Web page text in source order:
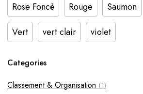
Rose Foncè
Rouge Saumon
Vert
vert clair violet
Categories
Classement & Organisation (1)